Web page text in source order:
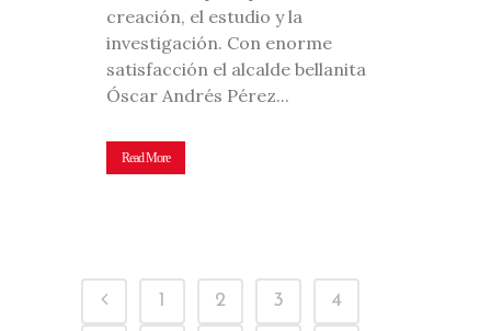
creación, el estudio y la
investigación. Con enorme
satisfacción el alcalde bellanita
Óscar Andrés Pérez...
Read More
1 2 3 4